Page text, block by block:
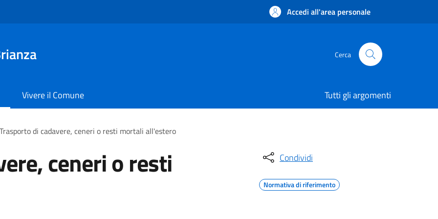
Accedi all'area personale
Cerca
Vivere il Comune Tutti gli argomenti
Trasporto di cadavere, ceneri o resti mortali all'estero
ceneri o resti Condividi
Normativa di riferimento